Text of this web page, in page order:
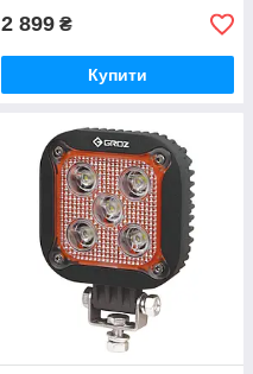
2 899 ₴
Купити